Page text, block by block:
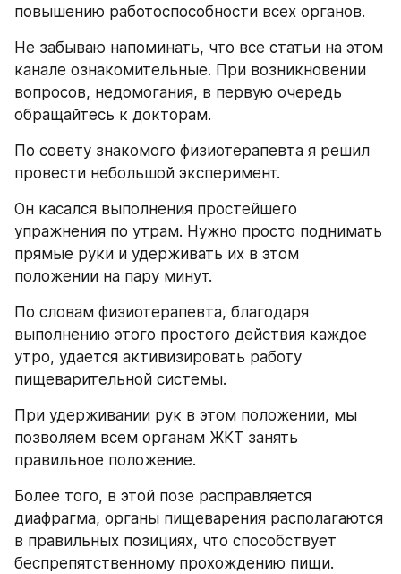
повышению работоспособности всех органов.
Не забываю напоминать, что все статьи на этом
канале ознакомительные. При возникновении
вопросов, недомогания, в первую очередь
обращайтесь к докторам.
По совету знакомого физиотерапевта я решил
провести небольшой эксперимент.
Он касался выполнения простейшего
упражнения по утрам. Нужно просто поднимать
прямые руки и удерживать их в этом
положении на пару минут.
По словам физиотерапевта, благодаря
выполнению этого простого действия каждое
утро, удается активизировать работу
пищеварительной системы.
При удерживании рук в этом положении, мы
позволяем всем органам ЖКТ занять
правильное положение.
Более того, в этой позе расправляется
диафрагма, органы пищеварения располагаются
в правильных позициях, что способствует
беспрепятственному прохождению пищи.